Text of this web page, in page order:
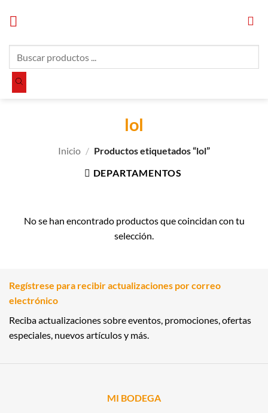
productos
lol
Inicio / Productos etiquetados “lol”
DEPARTAMENTOS
No se han encontrado productos que coincidan con tu
selección.
Regístrese para recibir actualizaciones por correo
electrónico
Reciba actualizaciones sobre eventos, promociones, ofertas
especiales, nuevos artículos y más.
MI BODEGA